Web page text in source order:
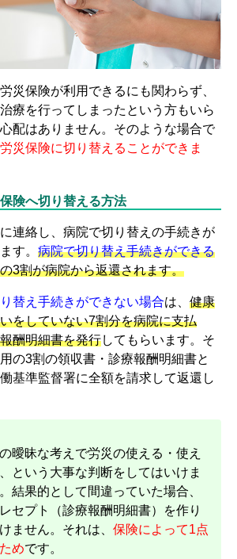
災保険が利用できるにも関わらず、
療を行ってしまったという方もいら
配はありません。そのような場合で
災保険に切り替えることができま
険へ切り替える方法
連絡し、病院で切り替えの手続きが
す。 病院で切り替え手続きができる
3割が病院から返還されます。
替え手続きができない場合は、 健康
をしていない7割分を病院に支払
酬明細書を発行してもらいます。そ
の3割の領収書・診療報酬明細書と
基準監督署に全額を請求して返還し
曖昧な考えで労災の使える・使え
という大事な判断をしてはいけま
結果的として間違っていた場合、
セプト（診療報酬明細書）を作り
ません。それは、 保険によって1点
めです。